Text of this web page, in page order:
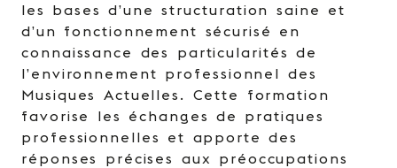
les bases d’une structuration saine et
d’un fonctionnement sécurisé en
connaissance des particularités de
l’environnement professionnel des
Musiques Actuelles. Cette formation
favorise les échanges de pratiques
professionnelles et apporte des
réponses précises aux préoccupations